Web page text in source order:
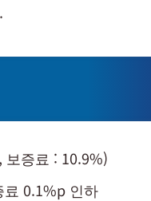
보증료 : 10.9%)
료 0.1%p 인하